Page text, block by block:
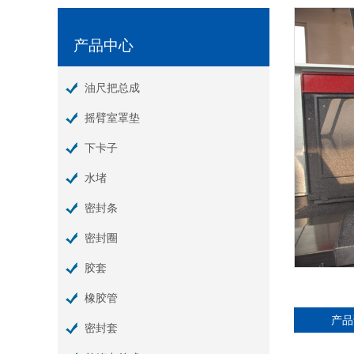
产品中心
油尺把总成
摇臂室罩垫
下卡子
水堵
密封条
密封圈
胶套
橡胶管
密封套
产